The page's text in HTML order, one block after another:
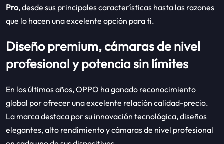
Pro, desde sus principales características hasta las razones
que lo hacen una excelente opción para ti.
Diseño premium, cámaras de nivel
profesional y potencia sin límites
En los últimos años, OPPO ha ganado reconocimiento
global por ofrecer una excelente relación calidad-precio.
La marca destaca por su innovación tecnológica, diseños
elegantes, alto rendimiento y cámaras de nivel profesional